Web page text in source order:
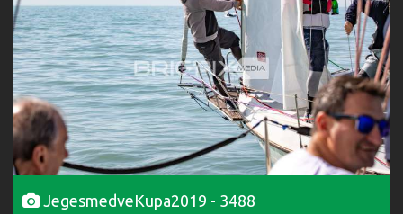
JegesmedveKupa2019 - 3488